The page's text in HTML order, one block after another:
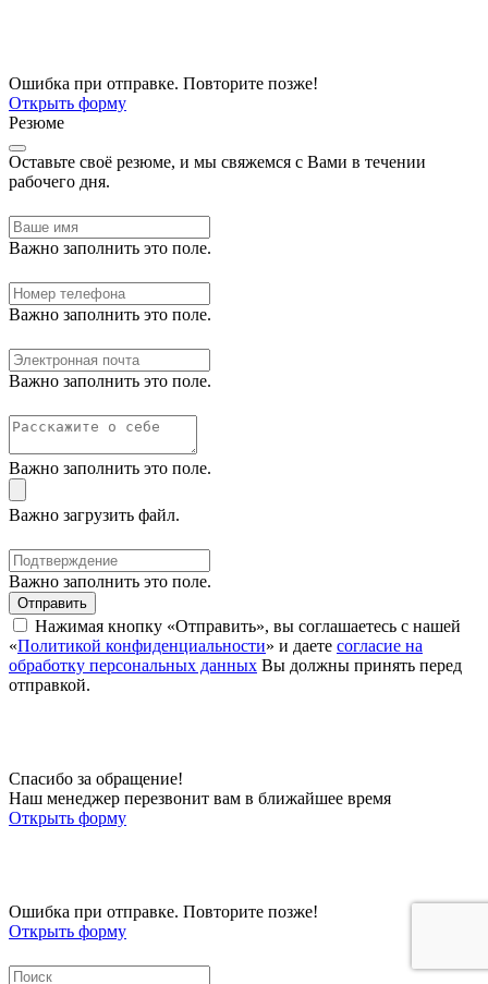
Ошибка при отправке. Повторите позже!
Открыть форму
Резюме
Оставьте своё резюме, и мы свяжемся с Вами в течении
рабочего дня.
Важно заполнить это поле.
Важно заполнить это поле.
Важно заполнить это поле.
Важно заполнить это поле.
Важно загрузить файл.
Важно заполнить это поле.
Отправить
Нажимая кнопку «Отправить», вы соглашаетесь с нашей
«Политикой конфиденциальности» и даете согласие на
обработку персональных данных Вы должны принять перед
отправкой.
Спасибо за обращение!
Наш менеджер перезвонит вам в ближайшее время
Открыть форму
Ошибка при отправке. Повторите позже!
Открыть форму